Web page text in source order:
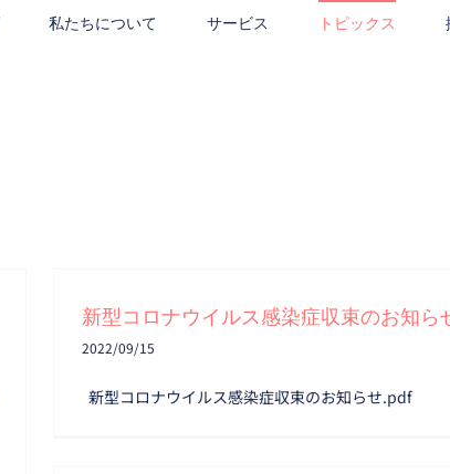
私たちについて サービス トピックス
新型コロナウイルス感染症収束のお知ら
2022/09/15
新型コロナウイルス感染症収束のお知らせ.pdf